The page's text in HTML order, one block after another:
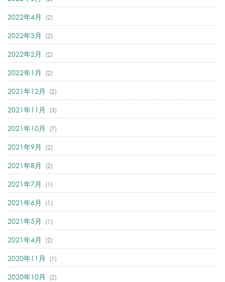
2022年4月 (2)
2022年3月 (2)
2022年2月 (2)
2022年1月 (2)
2021年12月 (2)
2021年11月 (3)
2021年10月 (7)
2021年9月 (2)
2021年8月 (2)
2021年7月 (1)
2021年6月 (1)
2021年5月 (1)
2021年4月 (2)
2020年11月 (1)
2020年10月 (2)